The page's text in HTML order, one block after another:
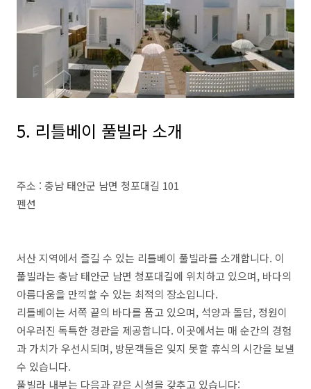
5. 리틀베이 풀빌라 소개
주소 : 충남 태안군 남면 청포대길 101
펜션
서산 지역에서 즐길 수 있는 리틀베이 풀빌라를 소개합니다. 이
풀빌라는 충남 태안군 남면 청포대길에 위치하고 있으며, 바다의
아름다움을 만끽할 수 있는 최적의 장소입니다.
리틀베이는 서쪽 끝의 바다를 품고 있으며, 석양과 돌담, 정원이
어우러진 독특한 경관을 제공합니다. 이곳에서는 매 순간의 경험
과 가치가 우선시되며, 방문객들은 잊지 못할 휴식의 시간을 보낼
수 있습니다.
풀빌라 내부는 다음과 같은 시설을 갖추고 있습니다: